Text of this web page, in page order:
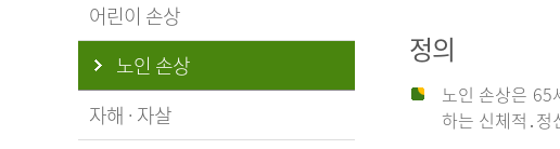
어린이 손상
노인 손상
자해 · 자살
정의
노인 손상은 65
하는 신체적․정